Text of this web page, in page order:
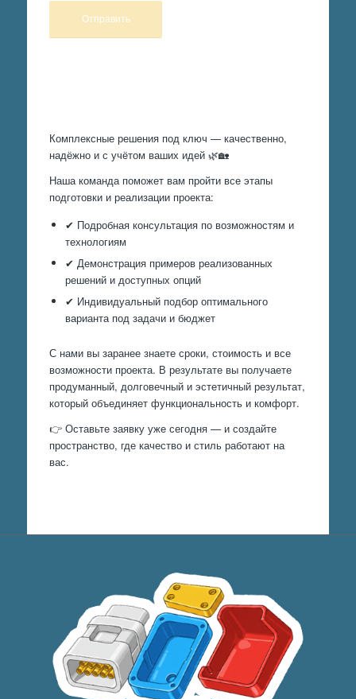
Комплексные решения под ключ — качественно,
надёжно и с учётом ваших идей 🌿🏡
Наша команда поможет вам пройти все этапы
подготовки и реализации проекта:
✔ Подробная консультация по возможностям и
технологиям
✔ Демонстрация примеров реализованных
решений и доступных опций
✔ Индивидуальный подбор оптимального
варианта под задачи и бюджет
С нами вы заранее знаете сроки, стоимость и все
возможности проекта. В результате вы получаете
продуманный, долговечный и эстетичный результат,
который объединяет функциональность и комфорт.
👉 Оставьте заявку уже сегодня — и создайте
пространство, где качество и стиль работают на
вас.